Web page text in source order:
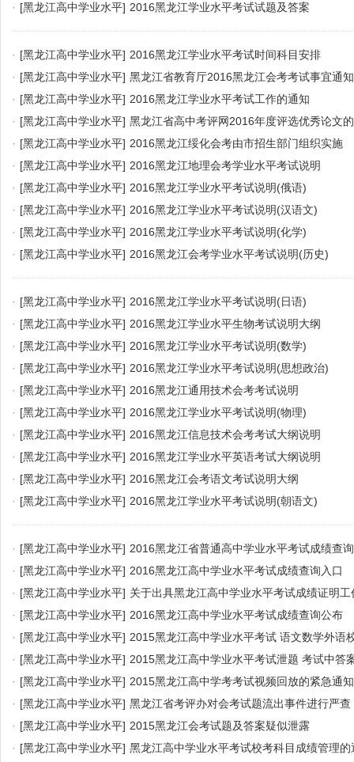
· [黑龙江高中学业水平] 2016黑龙江学业水平考试试题及答案
· [黑龙江高中学业水平] 2016黑龙江学业水平考试时间科目安排
· [黑龙江高中学业水平] 黑龙江省教育厅2016黑龙江会考考试事宜通知
· [黑龙江高中学业水平] 2016黑龙江学业水平考试工作的通知
· [黑龙江高中学业水平] 黑龙江省高中考评网2016年度评选优秀论文
· [黑龙江高中学业水平] 2016黑龙江绥化会考由市招生部门组织实施
· [黑龙江高中学业水平] 2016黑龙江地理会考学业水平考试说明
· [黑龙江高中学业水平] 2016黑龙江学业水平考试说明(俄语)
· [黑龙江高中学业水平] 2016黑龙江学业水平考试说明(汉语文)
· [黑龙江高中学业水平] 2016黑龙江学业水平考试说明(化学)
· [黑龙江高中学业水平] 2016黑龙江会考学业水平考试说明(历史)
· [黑龙江高中学业水平] 2016黑龙江学业水平考试说明(日语)
· [黑龙江高中学业水平] 2016黑龙江学业水平生物考试说明大纲
· [黑龙江高中学业水平] 2016黑龙江学业水平考试说明(数学)
· [黑龙江高中学业水平] 2016黑龙江学业水平考试说明(思想政治)
· [黑龙江高中学业水平] 2016黑龙江通用技术会考考试说明
· [黑龙江高中学业水平] 2016黑龙江学业水平考试说明(物理)
· [黑龙江高中学业水平] 2016黑龙江信息技术会考考试大纲说明
· [黑龙江高中学业水平] 2016黑龙江学业水平英语考试大纲说明
· [黑龙江高中学业水平] 2016黑龙江会考语文考试说明大纲
· [黑龙江高中学业水平] 2016黑龙江学业水平考试说明(朝语文)
· [黑龙江高中学业水平] 2016黑龙江省普通高中学业水平考试成绩查
· [黑龙江高中学业水平] 2016黑龙江高中学业水平考试成绩查询入口
· [黑龙江高中学业水平] 关于出具黑龙江高中学业水平考试成绩证明工
· [黑龙江高中学业水平] 2016黑龙江高中学业水平考试成绩查询公布
· [黑龙江高中学业水平] 2015黑龙江高中学业水平考试 语文数学外语
· [黑龙江高中学业水平] 2015黑龙江高中学业水平考试泄题 考试中答
· [黑龙江高中学业水平] 2015黑龙江高中学考考试视频回放的紧急通知
· [黑龙江高中学业水平] 黑龙江省考评办对会考试题流出事件进行严查
· [黑龙江高中学业水平] 2015黑龙江会考试题及答案疑似泄露
· [黑龙江高中学业水平] 黑龙江高中学业水平考试校考科目成绩管理的